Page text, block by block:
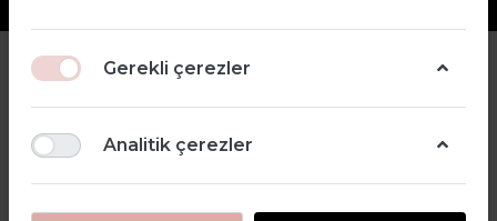
Gerekli çerezler
Analitik çerezler